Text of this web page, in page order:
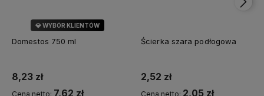
💎 WYBÓR KLIENTÓW
Domestos 750 ml
8,23 zł
Cena netto: 7,62 zł
Ścierka szara podłogowa
2,52 zł
Cena netto: 2,05 zł